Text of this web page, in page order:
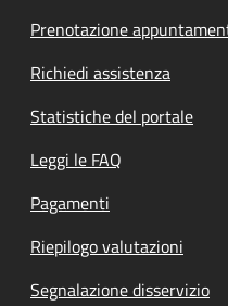
Prenotazione
Richiedi assistenza
Statistiche del portale
Leggi le FAQ
Pagamenti
Riepilogo valutazioni
Segnalazione disservizio